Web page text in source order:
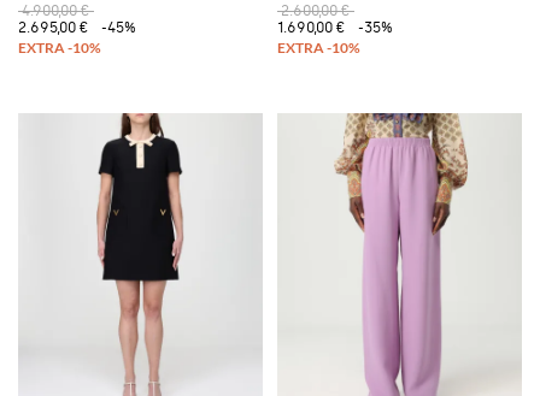
4.900,00 €
2.695,00 €
-45%
2.600,00 €
1.690,00 €
-35%